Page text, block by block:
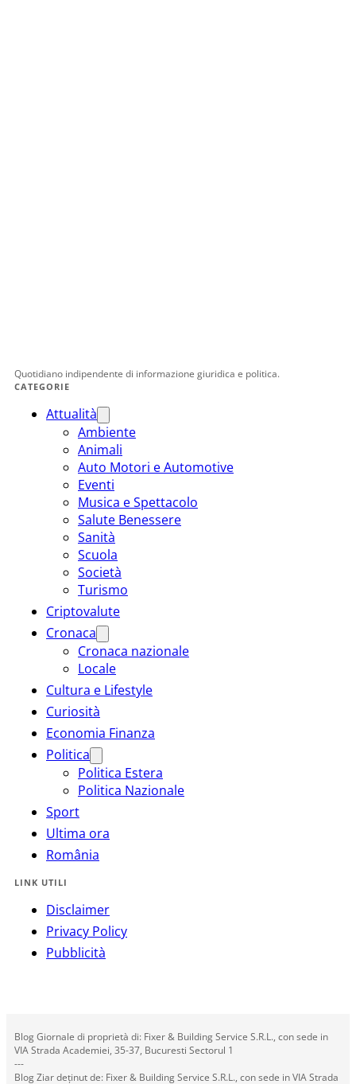
Quotidiano indipendente di informazione giuridica e politica.
CATEGORIE
Attualità
Ambiente
Animali
Auto Motori e Automotive
Eventi
Musica e Spettacolo
Salute Benessere
Sanità
Scuola
Società
Turismo
Criptovalute
Cronaca
Cronaca nazionale
Locale
Cultura e Lifestyle
Curiosità
Economia Finanza
Politica
Politica Estera
Politica Nazionale
Sport
Ultima ora
România
LINK UTILI
Disclaimer
Privacy Policy
Pubblicità
Blog Giornale di proprietà di: Fixer & Building Service S.R.L., con sede in
VIA Strada Academiei, 35-37, Bucuresti Sectorul 1
---
Blog Ziar deținut de: Fixer & Building Service S.R.L., con sede in VIA Strada